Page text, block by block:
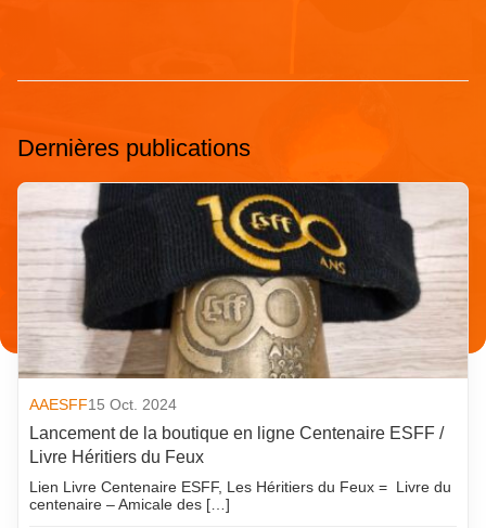
Dernières publications
AAESFF15 Oct. 2024
Lancement de la boutique en ligne Centenaire ESFF /
Livre Héritiers du Feux
Lien Livre Centenaire ESFF, Les Héritiers du Feux = Livre du
centenaire – Amicale des […]